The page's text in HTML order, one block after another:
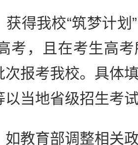
我校“筑梦计划”
考，且在考生高
次报考我校。具体
以当地省级招生考
育部调整相关政